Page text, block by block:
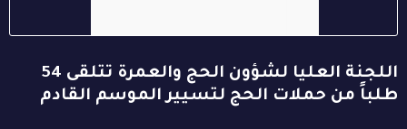
اللجنة العليا لشؤون الحج والعمرة تتلقى 54
طلباً من حملات الحج لتسيير الموسم القادم